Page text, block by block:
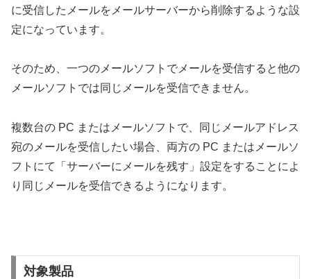
に受信したメールをメールサーバーから削除するような設
定になっています。
そのため、一つのメールソフトでメールを受信すると他の
メールソフトでは同じメールを受信できません。
複数台の PC またはメールソフトで、同じメールアドレス
宛のメールを受信したい場合、両方の PC またはメールソ
フトにて「サーバーにメールを残す」設定をすることによ
り同じメールを受信できるようになります。
対象製品